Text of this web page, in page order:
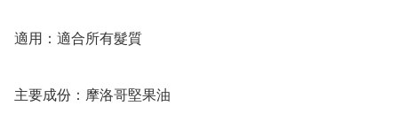
適用：適合所有髮質
主要成份：摩洛哥堅果油